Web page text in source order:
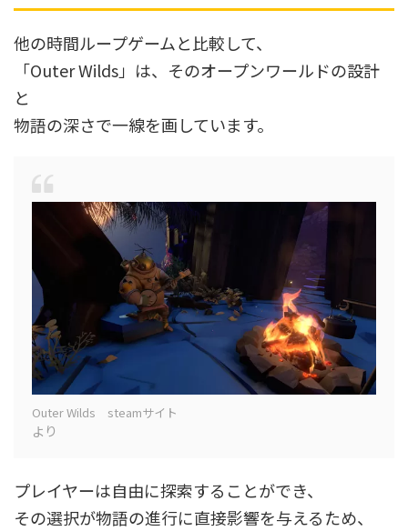
他の時間ループゲームと比較して、
「Outer Wilds」は、そのオープンワールドの設計
と
物語の深さで一線を画しています。
Outer Wilds steamサイト
より
プレイヤーは自由に探索することができ、
その選択が物語の進行に直接影響を与えるため、